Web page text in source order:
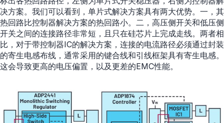
决方案。我们可以看到，单片式解决方案具有两大优势。一，其
热回路比控制器解决方案的热回路小。二，高压侧开关和低压侧
开关之间的连接路径非常短，且只在硅芯片上完成走线。两者相
比，对于带控制器IC的解决方案，连接的电流路径必须通过封装
的寄生电感布线，通常采用的键合线和引线框架具有寄生电感。
这会导致更高的电压偏置，以及更差的EMC性能。